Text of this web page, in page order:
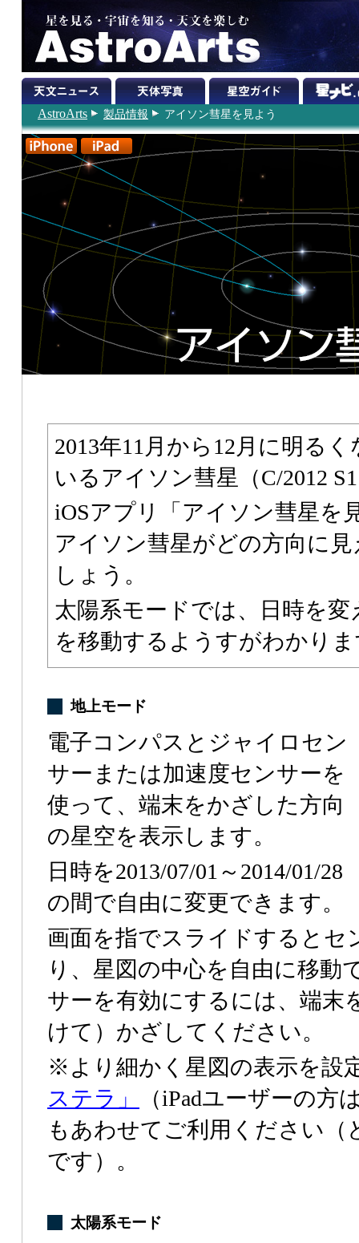
AstroArts 製品情報 アイソン彗星を見よう
2013年11月から12月に明る
いるアイソン彗星（C/2012
iOSアプリ「アイソン彗星を
アイソン彗星がどの方向に
しょう。
太陽系モードでは、日時を
を移動するようすがわかり
地上モード
電子コンパスとジャイロセン
サーまたは加速度センサーを
使って、端末をかざした方向
の星空を表示します。
日時を2013/07/01～2014/01/28
の間で自由に変更できます。
画面を指でスライドするとセ
り、星図の中心を自由に移動
サーを有効にするには、端末
けて）かざしてください。
※より細かく星図の表示を設
ステラ」
（iPadユーザーの方
もあわせてご利用ください（
です）。
太陽系モード